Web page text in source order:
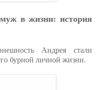
в жизни: история
Андрея стали
бурной личной жизни.